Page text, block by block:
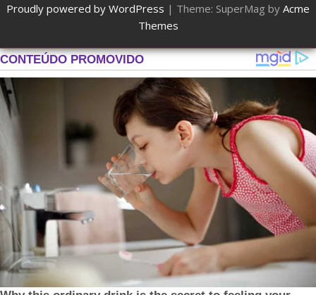
Proudly powered by WordPress | Theme: SuperMag by Acme
Themes